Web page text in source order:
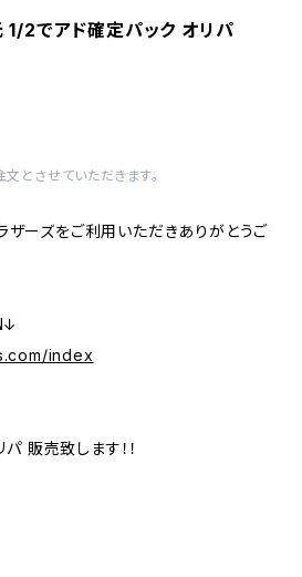
2でアド確定パック オリパ
とさせていただきます。
ザーズをご利用いただきありがとうご
index
販売致します！！